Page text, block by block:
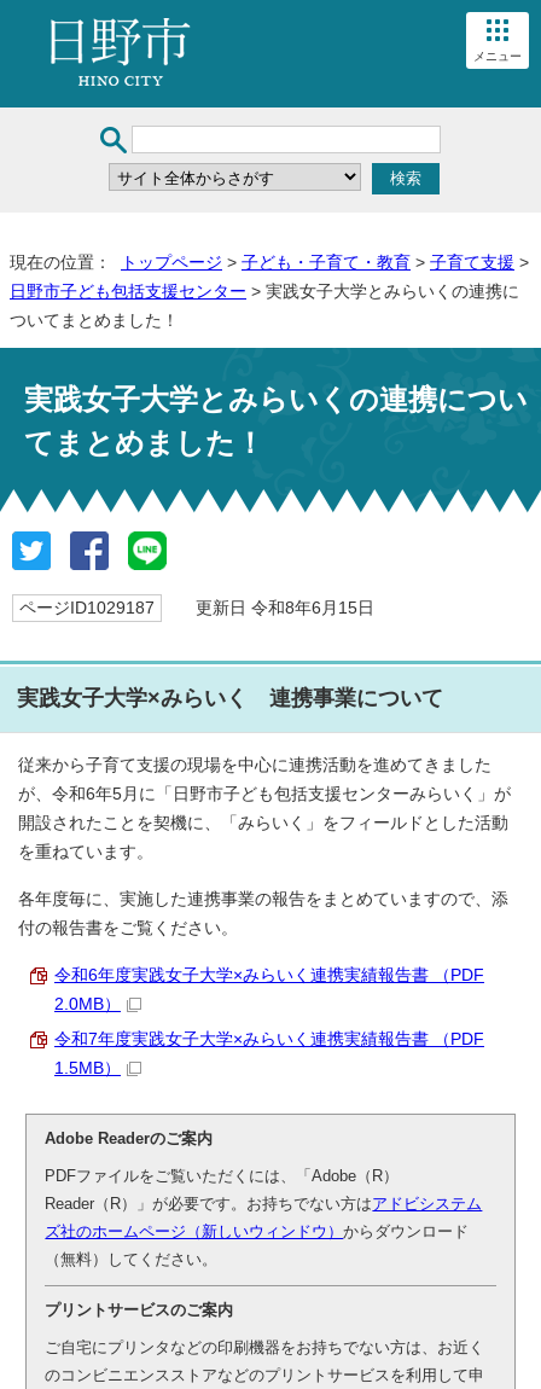
メニュー
現在の位置： トップページ > 子ども・子育て・教育 > 子育て支援 >
日野市子ども包括支援センター > 実践女子大学とみらいくの連携に
ついてまとめました！
実践女子大学とみらいくの連携につい
てまとめました！
ページID1029187 更新日 令和8年6月15日
実践女子大学×みらいく 連携事業について
従来から子育て支援の現場を中心に連携活動を進めてきました
が、令和6年5月に「日野市子ども包括支援センターみらいく」が
開設されたことを契機に、「みらいく」をフィールドとした活動
を重ねています。
各年度毎に、実施した連携事業の報告をまとめていますので、添
付の報告書をご覧ください。
令和6年度実践女子大学×みらいく連携実績報告書 （PDF
2.0MB）
令和7年度実践女子大学×みらいく連携実績報告書 （PDF
1.5MB）
Adobe Readerのご案内
PDFファイルをご覧いただくには、「Adobe（R）
Reader（R）」が必要です。お持ちでない方はアドビシステム
ズ社のホームページ（新しいウィンドウ）からダウンロード
（無料）してください。
プリントサービスのご案内
ご自宅にプリンタなどの印刷機器をお持ちでない方は、お近く
のコンビニエンスストアなどのプリントサービスを利用して申